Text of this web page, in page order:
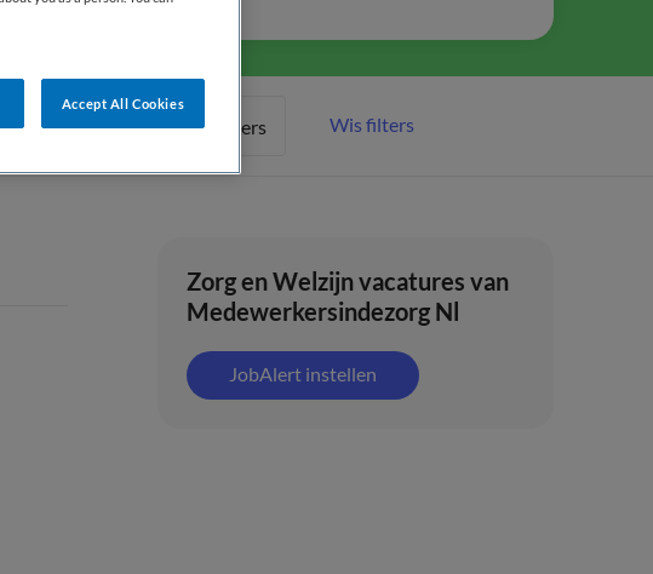
Meer filters Wis filters
Zorg en Welzijn vacatures van
Medewerkersindezorg Nl
JobAlert instellen
Accept All Cookies